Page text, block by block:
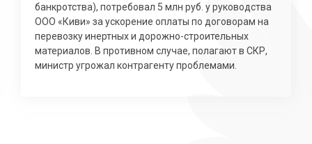
банкротства), потребовал 5 млн руб. у руководства
ООО «Киви» за ускорение оплаты по договорам на
перевозку инертных и дорожно-строительных
материалов. В противном случае, полагают в СКР,
министр угрожал контрагенту проблемами.